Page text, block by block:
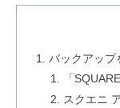
バックアップ
「
スクエニ